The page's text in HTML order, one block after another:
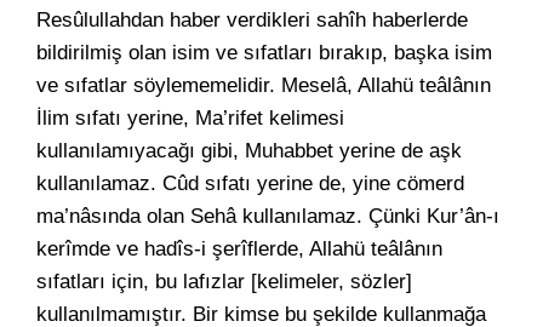
Resûlullahdan haber verdikleri sahîh haberlerde
bildirilmiş olan isim ve sıfatları bırakıp, başka isim
ve sıfatlar söylememelidir. Meselâ, Allahü teâlânın
İlim sıfatı yerine, Ma’rifet kelimesi
kullanılamıyacağı gibi, Muhabbet yerine de aşk
kullanılamaz. Cûd sıfatı yerine de, yine cömerd
ma’nâsında olan Sehâ kullanılamaz. Çünki Kur’ân-ı
kerîmde ve hadîs-i şerîflerde, Allahü teâlânın
sıfatları için, bu lafızlar [kelimeler, sözler]
kullanılmamıştır. Bir kimse bu şekilde kullanmağa